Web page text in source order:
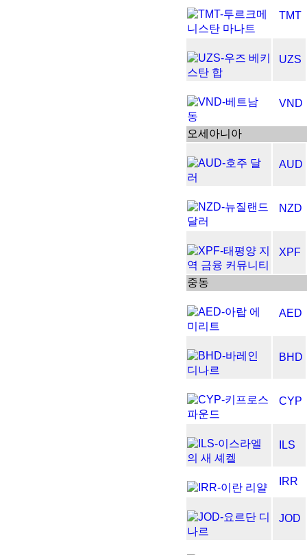
TMT
UZS
VND
오세아니아
AUD
NZD
XPF
중동
AED
BHD
CYP
ILS
IRR
JOD